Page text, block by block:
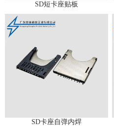
SD短卡座贴板
SD卡座自弹内焊